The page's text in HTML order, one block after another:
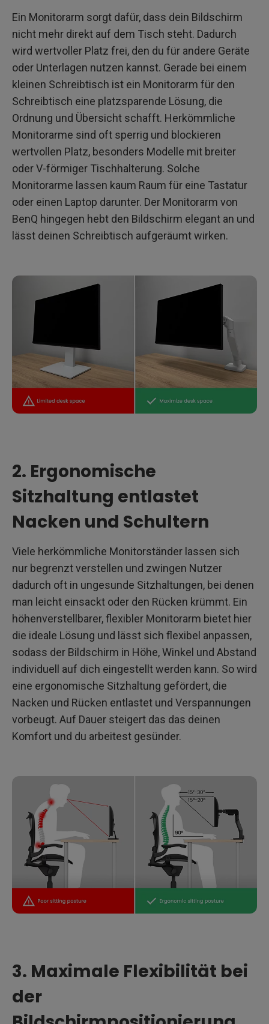
Ein Monitorarm sorgt dafür, dass dein Bildschirm
nicht mehr direkt auf dem Tisch steht. Dadurch
wird wertvoller Platz frei, den du für andere Geräte
oder Unterlagen nutzen kannst. Gerade bei einem
kleinen Schreibtisch ist ein Monitorarm für den
Schreibtisch eine platzsparende Lösung, die
Ordnung und Übersicht schafft. Herkömmliche
Monitorarme sind oft sperrig und blockieren
wertvollen Platz, besonders Modelle mit breiter
oder V-förmiger Tischhalterung. Solche
Monitorarme lassen kaum Raum für eine Tastatur
oder einen Laptop darunter. Der Monitorarm von
BenQ hingegen hebt den Bildschirm elegant an und
lässt deinen Schreibtisch aufgeräumt wirken.
2. Ergonomische
Sitzhaltung entlastet
Nacken und Schultern
Viele herkömmliche Monitorständer lassen sich
nur begrenzt verstellen und zwingen Nutzer
dadurch oft in ungesunde Sitzhaltungen, bei denen
man leicht einsackt oder den Rücken krümmt. Ein
höhenverstellbarer, flexibler Monitorarm bietet hier
die ideale Lösung und lässt sich flexibel anpassen,
sodass der Bildschirm in Höhe, Winkel und Abstand
individuell auf dich eingestellt werden kann. So wird
eine ergonomische Sitzhaltung gefördert, die
Nacken und Rücken entlastet und Verspannungen
vorbeugt. Auf Dauer steigert das das deinen
Komfort und du arbeitest gesünder.
3. Maximale Flexibilität bei
der